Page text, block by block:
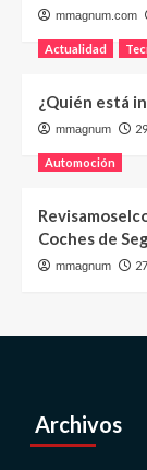
mmagnum.com
Actualidad
¿Quién está
mmagnum
Automoción
Coches de
mmagnum
Archivos